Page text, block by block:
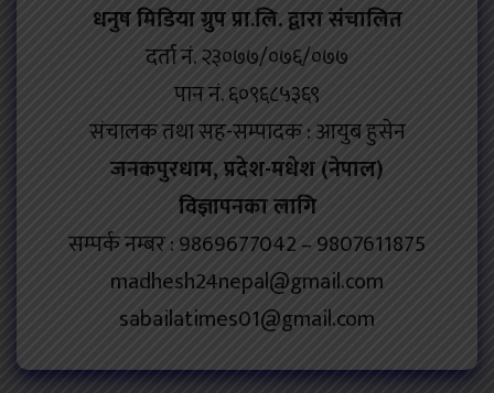
धनुष मिडिया ग्रुप प्रा.लि. द्वारा संचालित
दर्ता नं. २३०७७/०७६/०७७
पान नं. ६०९६८५३६९
संचालक तथा सह-सम्पादक : आयुब हुसेन
जनकपुरधाम, प्रदेश-मधेश (नेपाल)
विज्ञापनका लागि
सम्पर्क नम्बर : 9869677042 – 9807611875
madhesh24nepal@gmail.com
sabailatimes01@gmail.com